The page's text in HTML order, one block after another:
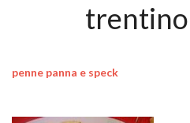
penne panna e speck